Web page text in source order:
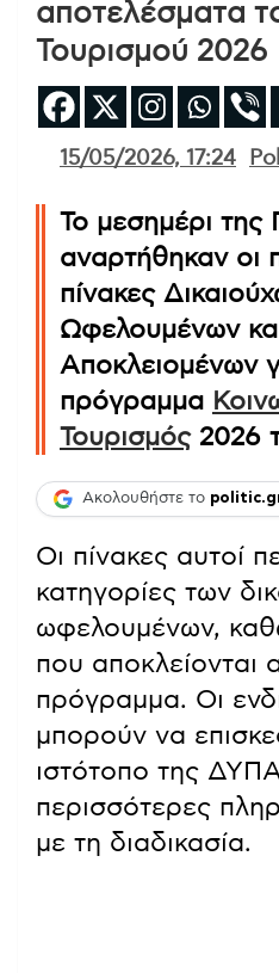
αποτελέσματα
Τουρισμού 2026
15/05/2026, 17:24
Το μεσημέρι της
αναρτήθηκαν οι
πίνακες
Ωφελουμένων
Αποκλειομένων
πρόγραμμα
Τουρισμός2026
Ακολουθήστε το
Οι πίνακες αυτοί
κατηγορίες των
ωφελουμένων,
που αποκλείονται
πρόγραμμα. Οι
μπορούν να
ιστότοπο της
περισσότερες
με τη διαδικασία.